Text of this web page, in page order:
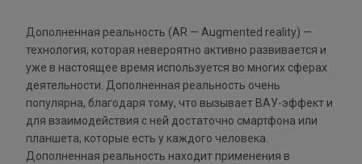
Дополненная реальность (AR — Augmented reality) —
технология, которая невероятно активно развивается и
уже в настоящее время используется во многих сферах
деятельности. Дополненная реальность очень
популярна, благодаря тому, что вызывает ВАУ-эффект и
для взаимодействия с ней достаточно смартфона или
планшета, которые есть у каждого человека.
Дополненная реальность находит применения в